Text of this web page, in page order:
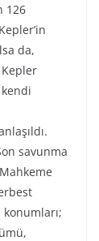
126
da,
kendi
savunma